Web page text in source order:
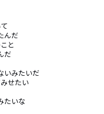
んだ
と
だ
いみたいだ
せたい
たいな